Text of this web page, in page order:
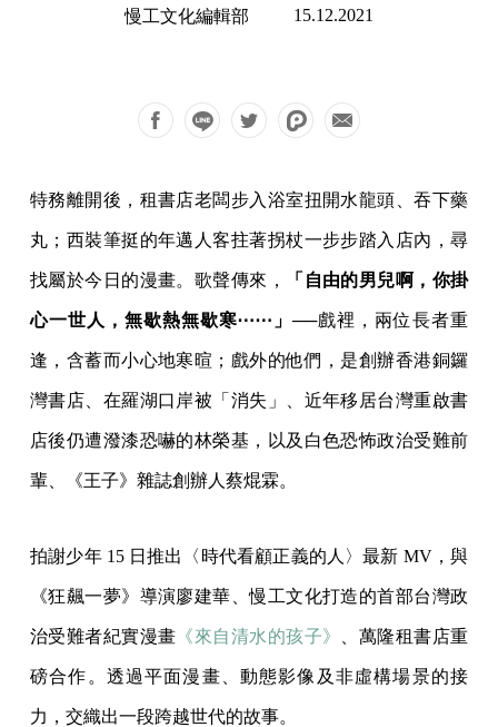
慢工文化編輯部 15.12.2021
特務離開後，租書店老闆步入浴室扭開水龍頭、吞下藥
丸；西裝筆挺的年邁人客拄著拐杖一步步踏入店內，尋
找屬於今日的漫畫。歌聲傳來， 「自由的男兒啊，你掛
心一世人，無歇熱無歇寒⋯⋯」──戲裡，兩位長者重
逢，含蓄而小心地寒暄；戲外的他們，是創辦香港銅鑼
灣書店、在羅湖口岸被「消失」、近年移居台灣重啟書
店後仍遭潑漆恐嚇的林榮基，以及白色恐怖政治受難前
輩、《王子》雜誌創辦人蔡焜霖。
拍謝少年 15 日推出〈時代看顧正義的人〉最新 MV，與
《狂飆一夢》導演廖建華、慢工文化打造的首部台灣政
治受難者紀實漫畫 《來自清水的孩子》 、萬隆租書店重
磅合作。透過平面漫畫、動態影像及非虛構場景的接
力，交織出一段跨越世代的故事。